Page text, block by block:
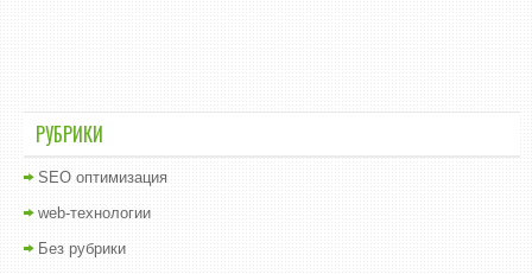
РУБРИКИ
SEO оптимизация
web-технологии
Без рубрики